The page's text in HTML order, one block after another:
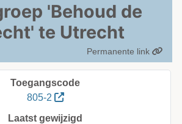
'Behoud de
te Utrecht
Permanente link
Toegangscode
805-2
Laatst gewijzigd